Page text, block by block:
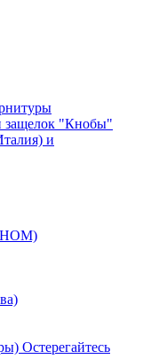
защелок "Кнобы"
и
Остерегайтесь